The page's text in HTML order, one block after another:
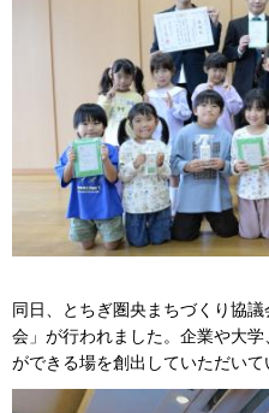
同日、とちぎ圏央まちづくり協
会」が行われました。企業や大
ができる場を創出していただいて